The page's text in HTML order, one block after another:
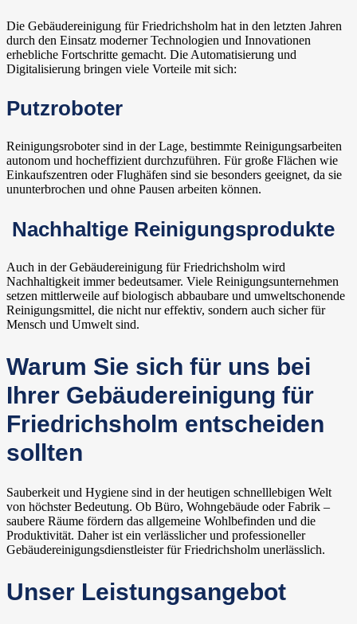
Die Gebäudereinigung für Friedrichsholm hat in den letzten Jahren
durch den Einsatz moderner Technologien und Innovationen
erhebliche Fortschritte gemacht. Die Automatisierung und
Digitalisierung bringen viele Vorteile mit sich:
Putzroboter
Reinigungsroboter sind in der Lage, bestimmte Reinigungsarbeiten
autonom und hocheffizient durchzuführen. Für große Flächen wie
Einkaufszentren oder Flughäfen sind sie besonders geeignet, da sie
ununterbrochen und ohne Pausen arbeiten können.
Nachhaltige Reinigungsprodukte
Auch in der Gebäudereinigung für Friedrichsholm wird
Nachhaltigkeit immer bedeutsamer. Viele Reinigungsunternehmen
setzen mittlerweile auf biologisch abbaubare und umweltschonende
Reinigungsmittel, die nicht nur effektiv, sondern auch sicher für
Mensch und Umwelt sind.
Warum Sie sich für uns bei
Ihrer Gebäudereinigung für
Friedrichsholm entscheiden
sollten
Sauberkeit und Hygiene sind in der heutigen schnelllebigen Welt
von höchster Bedeutung. Ob Büro, Wohngebäude oder Fabrik –
saubere Räume fördern das allgemeine Wohlbefinden und die
Produktivität. Daher ist ein verlässlicher und professioneller
Gebäudereinigungsdienstleister für Friedrichsholm unerlässlich.
Unser Leistungsangebot